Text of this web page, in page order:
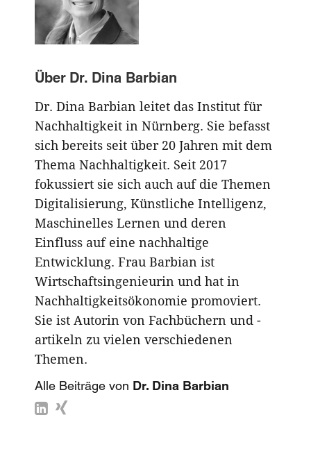
Über Dr. Dina Barbian
Dr. Dina Barbian leitet das Institut für
Nachhaltigkeit in Nürnberg. Sie befasst
sich bereits seit über 20 Jahren mit dem
Thema Nachhaltigkeit. Seit 2017
fokussiert sie sich auch auf die Themen
Digitalisierung, Künstliche Intelligenz,
Maschinelles Lernen und deren
Einfluss auf eine nachhaltige
Entwicklung. Frau Barbian ist
Wirtschaftsingenieurin und hat in
Nachhaltigkeitsökonomie promoviert.
Sie ist Autorin von Fachbüchern und -
artikeln zu vielen verschiedenen
Themen.
Alle Beiträge von Dr. Dina Barbian